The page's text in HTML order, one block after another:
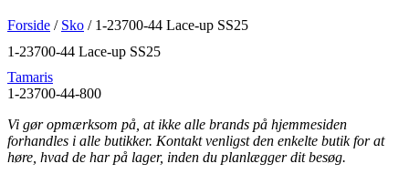
Forside / Sko / 1-23700-44 Lace-up SS25
1-23700-44 Lace-up SS25
Tamaris
1-23700-44-800
Vi gør opmærksom på, at ikke alle brands på hjemmesiden
forhandles i alle butikker. Kontakt venligst den enkelte butik for at
høre, hvad de har på lager, inden du planlægger dit besøg.